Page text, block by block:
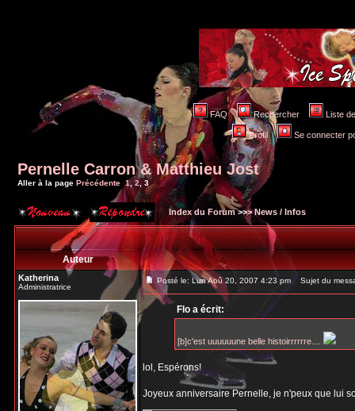
FAQ Rechercher Liste
Profil Se connecter
Pernelle Carron & Matthieu Jost
Aller à la page Précédente 1,2 3
Index du Forum>>>News / Infos
Auteur
Katherina
Administratrice
Posté le: Lun Aoû 20, 2007 4:23 pm Sujet du
Flo a écrit:
[b]c'est uuuuuune belle histoirrrrrre....
lol, Espérons!
Joyeux anniversaire Pernelle, je n'peux que lui
_________________